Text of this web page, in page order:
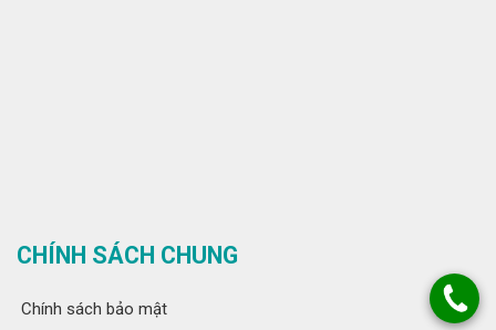
CHÍNH SÁCH CHUNG
Chính sách bảo mật